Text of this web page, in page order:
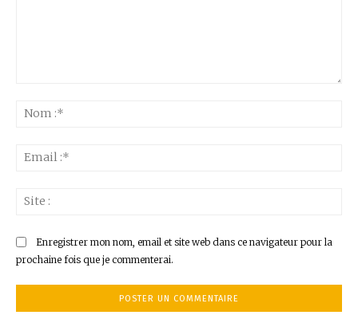
Enregistrer mon nom, email et site web dans ce navigateur pour la
prochaine fois que je commenterai.